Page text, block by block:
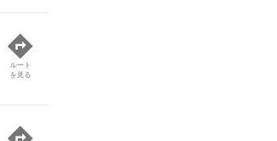
ルート
を見る